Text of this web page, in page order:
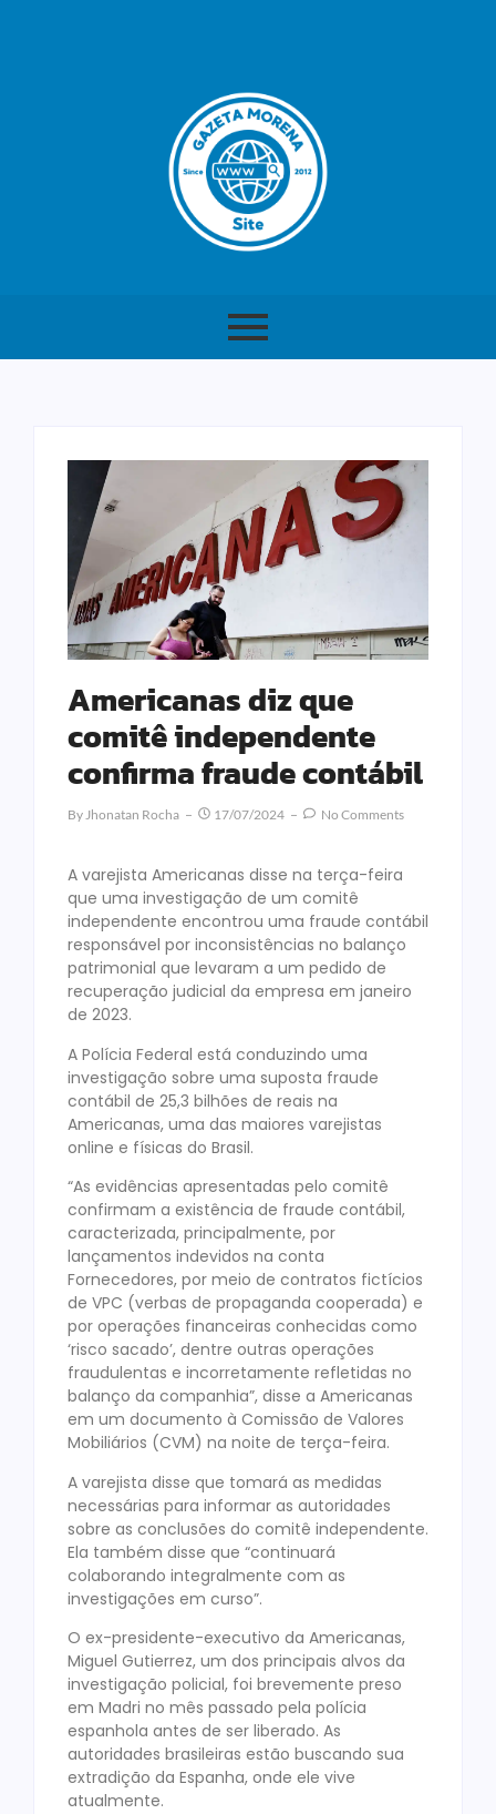
Americanas diz que
comitê independente
confirma fraude contábil
ByJhonatan Rocha 17/07/2024 No Comments
A varejista Americanas disse na terça-feira
que uma investigação de um comitê
independente encontrou uma fraude contábil
responsável por inconsistências no balanço
patrimonial que levaram a um pedido de
recuperação judicial da empresa em janeiro
de 2023.
A Polícia Federal está conduzindo uma
investigação sobre uma suposta fraude
contábil de 25,3 bilhões de reais na
Americanas, uma das maiores varejistas
online e físicas do Brasil.
“As evidências apresentadas pelo comitê
confirmam a existência de fraude contábil,
caracterizada, principalmente, por
lançamentos indevidos na conta
Fornecedores, por meio de contratos fictícios
de VPC (verbas de propaganda cooperada) e
por operações financeiras conhecidas como
‘risco sacado’, dentre outras operações
fraudulentas e incorretamente refletidas no
balanço da companhia”, disse a Americanas
em um documento à Comissão de Valores
Mobiliários (CVM) na noite de terça-feira.
A varejista disse que tomará as medidas
necessárias para informar as autoridades
sobre as conclusões do comitê independente.
Ela também disse que “continuará
colaborando integralmente com as
investigações em curso”.
O ex-presidente-executivo da Americanas,
Miguel Gutierrez, um dos principais alvos da
investigação policial, foi brevemente preso
em Madri no mês passado pela polícia
espanhola antes de ser liberado. As
autoridades brasileiras estão buscando sua
extradição da Espanha, onde ele vive
atualmente.